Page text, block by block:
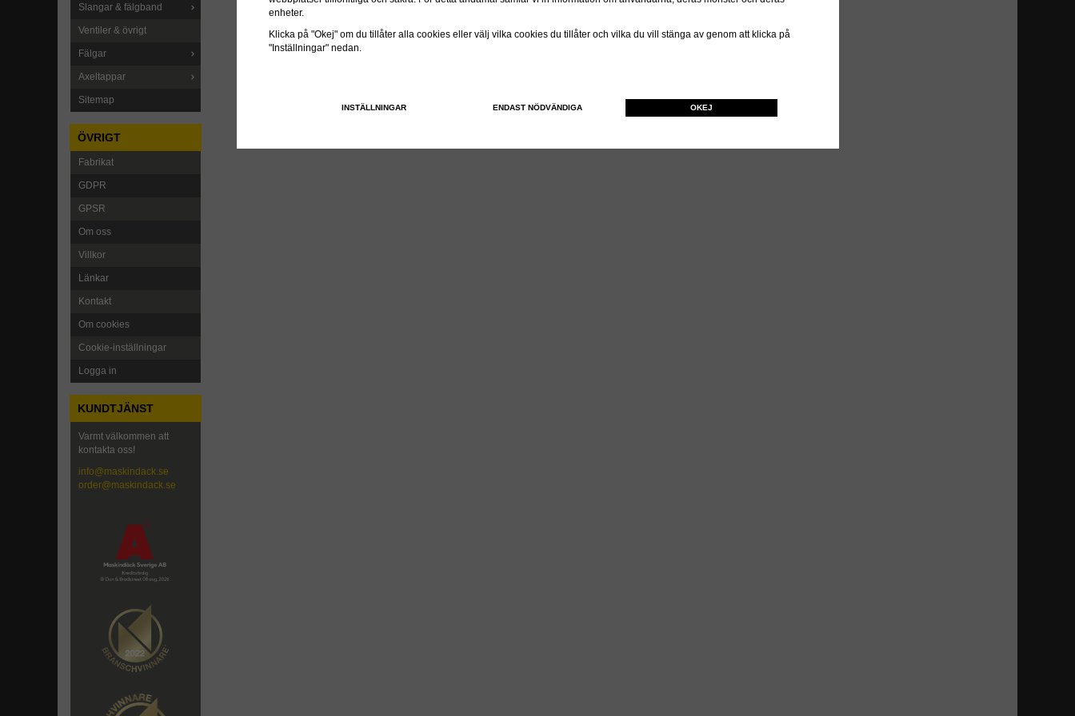
Slangar & fälgband
Ventiler & övrigt
Fälgar
Axeltappar
Sitemap
ÖVRIGT
Fabrikat
GDPR
GPSR
Om oss
Villkor
Länkar
Kontakt
Om cookies
Cookie-inställningar
Logga in
KUNDTJÄNST
Varmt välkommen att
kontakta oss!
info@maskindack.se
order@maskindack.se
enheter.
Klicka på "Okej" om du tillåter alla cookies eller välj vilka cookies du tillåter och vilka du vill stänga av genom att klicka på
"Inställningar" nedan.
INSTÄLLNINGAR ENDAST NÖDVÄNDIGA OKEJ